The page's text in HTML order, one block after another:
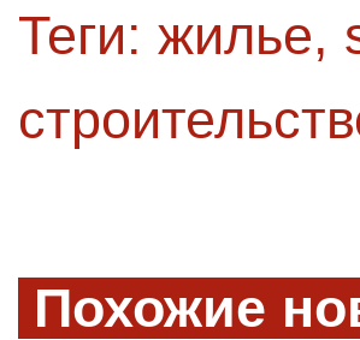
Теги: жилье,
Похожие